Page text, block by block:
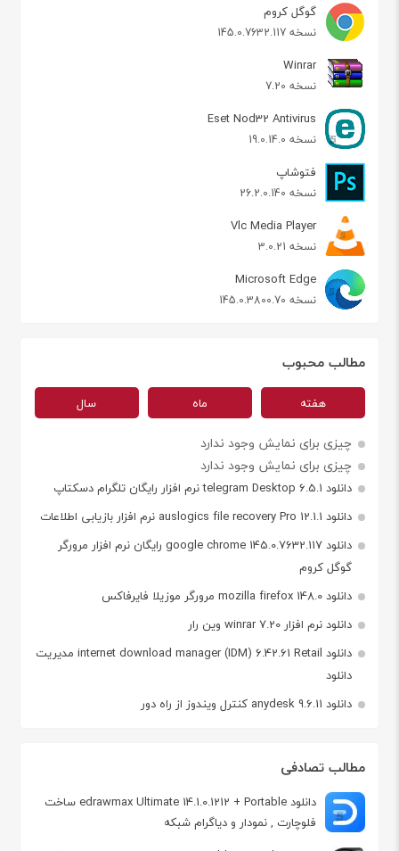
گوگل کروم
نسخه 145.0.7632.117
Winrar
نسخه 7.20
Eset Nod32 Antivirus
نسخه 19.0.14.0
فتوشاپ
نسخه 26.2.0.140
Vlc Media Player
نسخه 3.0.21
Microsoft Edge
نسخه 145.0.3800.70
مطالب محبوب
هفته ماه سال
چیزی برای نمایش وجود ندارد
چیزی برای نمایش وجود ندارد
دانلود telegram Desktop 6.5.1 نرم افزار رایگان تلگرام دسکتاپ
دانلود auslogics file recovery Pro 12.1.1 نرم افزار بازیابی اطلاعات
دانلود google chrome 145.0.7632.117 رایگان نرم افزار مرورگر
گوگل کروم
دانلود mozilla firefox 148.0 مرورگر موزیلا فایرفاکس
دانلود نرم افزار winrar 7.20 وین رار
دانلود internet download manager (IDM) 6.42.61 Retail مدیریت
دانلود
دانلود anydesk 9.6.11 کنترل ویندوز از راه دور
مطالب تصادفی
دانلود edrawmax Ultimate 14.1.0.1212 + Portable ساخت
فلوچارت , نمودار و دیاگرام شبکه